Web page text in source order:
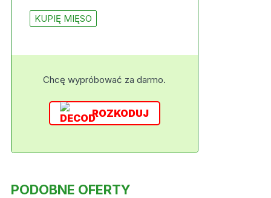
KUPIĘ MIĘSO
Chcę wypróbować za darmo.
ROZKODUJ
PODOBNE OFERTY